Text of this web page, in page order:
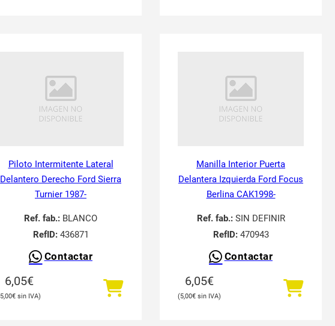
Piloto Intermitente Lateral
Delantero Derecho Ford Sierra
Turnier 1987-
Ref. fab.: BLANCO
RefID:436871
Contactar
6,05€
5,00€
Manilla Interior Puerta
Delantera Izquierda Ford Focus
Berlina CAK1998-
Ref. fab.:SIN DEFINIR
RefID:470943
Contactar
6,05€
5,00€